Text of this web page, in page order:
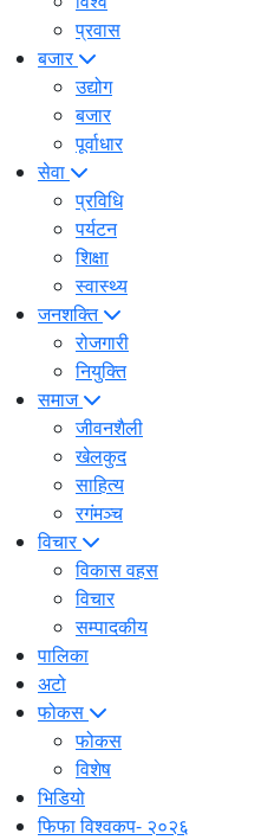
प्रवास
बजार
उद्योग
बजार
पूर्वाधार
सेवा
प्रविधि
पर्यटन
शिक्षा
स्वास्थ्य
जनशक्ति
रोजगारी
नियुक्ति
समाज
जीवनशैली
खेलकुद
साहित्य
रगंमञ्च
विचार
विकास वहस
विचार
सम्पादकीय
पालिका
अटो
फोकस
फोकस
विशेष
भिडियो
फिफा विश्वकप- २०२६